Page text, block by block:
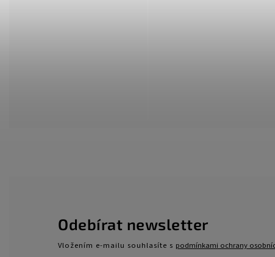
Odebírat newsletter
Vložením e-mailu souhlasíte s podmínkami ochrany